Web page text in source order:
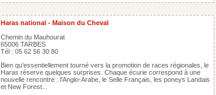
Haras national - Maison du Cheval
Chemin du Mauhourat
65006 TARBES
Tél : 05 62 56 30 80
Bien qu'essentiellement tourné vers la promotion de races régionales, le
Haras réserve quelques surprises. Chaque écurie correspond à une
nouvelle rencontre : l'Anglo-Arabe, le Selle Français, les poneys Landais
et New Forest...